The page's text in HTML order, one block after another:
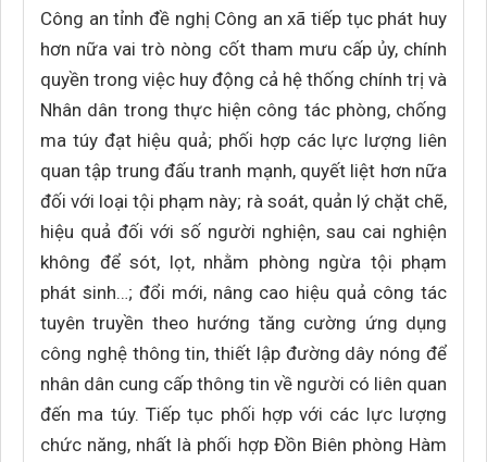
Công an tỉnh đề nghị Công an xã tiếp tục phát huy
hơn nữa vai trò nòng cốt tham mưu cấp ủy, chính
quyền trong việc huy động cả hệ thống chính trị và
Nhân dân trong thực hiện công tác phòng, chống
ma túy đạt hiệu quả; phối hợp các lực lượng liên
quan tập trung đấu tranh mạnh, quyết liệt hơn nữa
đối với loại tội phạm này; rà soát, quản lý chặt chẽ,
hiệu quả đối với số người nghiện, sau cai nghiện
không để sót, lọt, nhằm phòng ngừa tội phạm
phát sinh…; đổi mới, nâng cao hiệu quả công tác
tuyên truyền theo hướng tăng cường ứng dụng
công nghệ thông tin, thiết lập đường dây nóng để
nhân dân cung cấp thông tin về người có liên quan
đến ma túy. Tiếp tục phối hợp với các lực lượng
chức năng, nhất là phối hợp Đồn Biên phòng Hàm